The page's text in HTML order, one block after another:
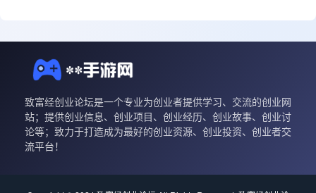
致富经创业论坛是一个专业为创业者提供学习、交流的创业网
站；提供创业信息、创业项目、创业经历、创业故事、创业讨
论等；致力于打造成为最好的创业资源、创业投资、创业者交
流平台！